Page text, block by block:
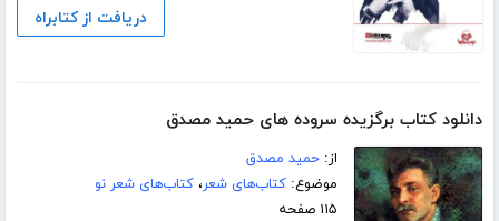
دریافت از کتابراه
دانلود کتاب برگزیده سروده های حمید مصدق
از:حمید مصدق
موضوع:کتاب‌های شعر،کتاب‌های شعر نو
۱۱۵ صفحه